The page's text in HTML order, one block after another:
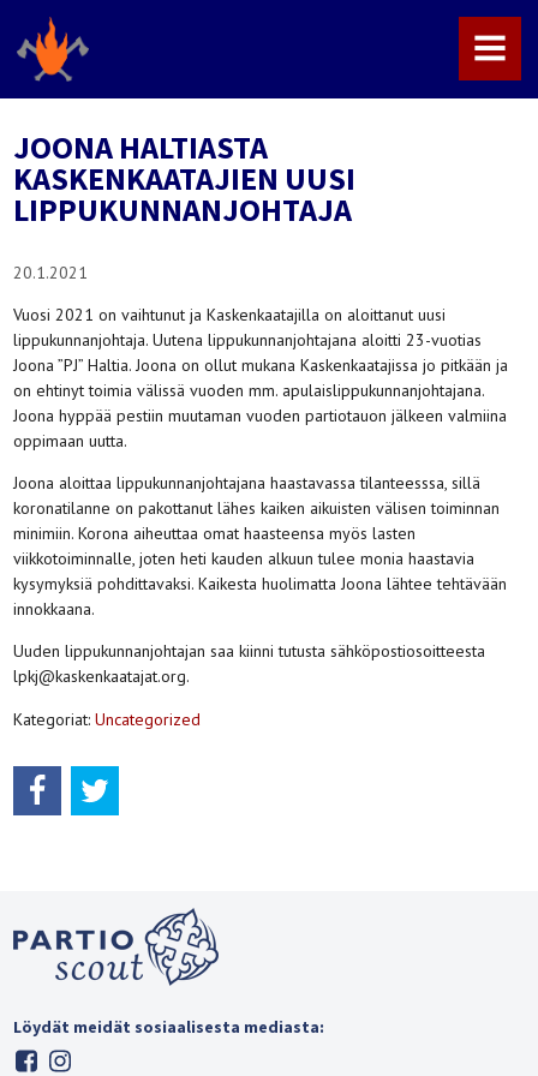
MENU
JOONA HALTIASTA
KASKENKAATAJIEN UUSI
LIPPUKUNNANJOHTAJA
20.1.2021
Vuosi 2021 on vaihtunut ja Kaskenkaatajilla on aloittanut uusi
lippukunnanjohtaja. Uutena lippukunnanjohtajana aloitti 23-vuotias
Joona ”PJ” Haltia. Joona on ollut mukana Kaskenkaatajissa jo pitkään ja
on ehtinyt toimia välissä vuoden mm. apulaislippukunnanjohtajana.
Joona hyppää pestiin muutaman vuoden partiotauon jälkeen valmiina
oppimaan uutta.
Joona aloittaa lippukunnanjohtajana haastavassa tilanteesssa, sillä
koronatilanne on pakottanut lähes kaiken aikuisten välisen toiminnan
minimiin. Korona aiheuttaa omat haasteensa myös lasten
viikkotoiminnalle, joten heti kauden alkuun tulee monia haastavia
kysymyksiä pohdittavaksi. Kaikesta huolimatta Joona lähtee tehtävään
innokkaana.
Uuden lippukunnanjohtajan saa kiinni tutusta sähköpostiosoitteesta
lpkj@kaskenkaatajat.org.
Kategoriat:Uncategorized
Löydät meidät sosiaalisesta mediasta: